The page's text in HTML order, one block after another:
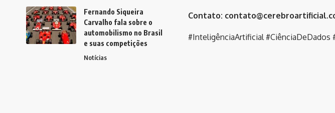
Fernando Siqueira
Carvalho fala sobre o
automobilismo no Brasil
e suas competições
Notícias
Contato:
#InteligênciaArtificial #CiênciaDeDados